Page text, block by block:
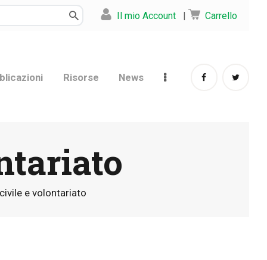
Il mio Account | Carrello
Risorse News
e volontariato